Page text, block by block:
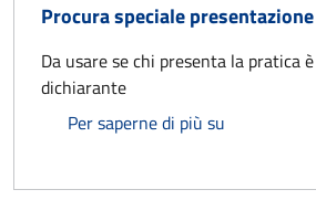
Procura speciale
Da usare se chi presenta la pratica
dichiarante
Per saperne di più su